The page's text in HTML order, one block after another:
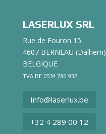
LASERLUX SRL
Rue de Fouron 15
4607 BERNEAU (Dalhem)
BELGIQUE
TVA BE 0534.786.932
Info@laserlux.be
+32 4 289 00 12